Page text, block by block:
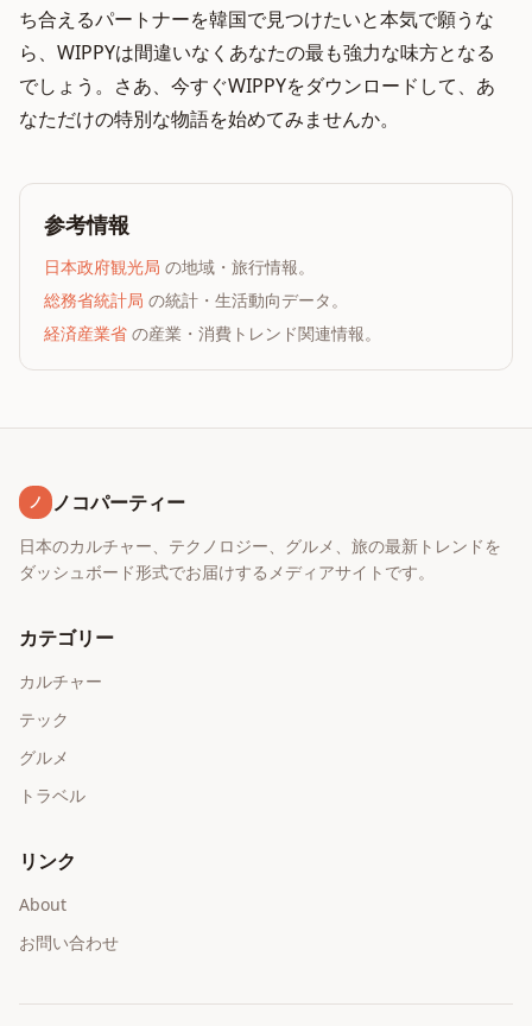
ち合えるパートナーを韓国で見つけたいと本気で願うな
ら、WIPPYは間違いなくあなたの最も強力な味方となる
でしょう。さあ、今すぐWIPPYをダウンロードして、あ
なただけの特別な物語を始めてみませんか。
参考情報
日本政府観光局 の地域・旅行情報。
総務省統計局 の統計・生活動向データ。
経済産業省 の産業・消費トレンド関連情報。
ノ ノコパーティー
日本のカルチャー、テクノロジー、グルメ、旅の最新トレンドを
ダッシュボード形式でお届けするメディアサイトです。
カテゴリー
カルチャー
テック
グルメ
トラベル
リンク
About
お問い合わせ